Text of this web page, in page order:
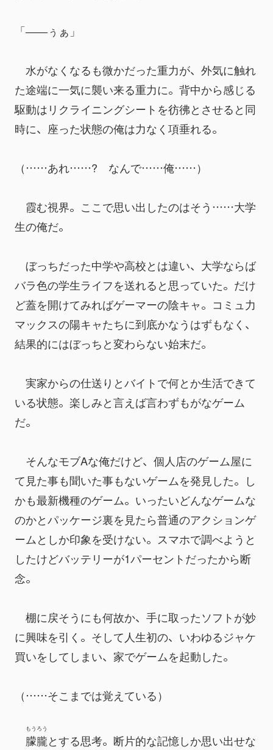
「――ぅぁ」
水がなくなるも微かだった重力が、外気に触れ
た途端に一気に襲い来る重力に。背中から感じる
駆動はリクライニングシートを彷彿とさせると同
時に、座った状態の俺は力なく項垂れる。
（……あれ……?　なんで……俺……）
霞む視界。ここで思い出したのはそう……大学
生の俺だ。
ぼっちだった中学や高校とは違い、大学ならば
バラ色の学生ライフを送れると思っていた。だけ
ど蓋を開けてみればゲーマーの陰キャ。コミュ力
マックスの陽キャたちに到底かなうはずもなく、
結果的にはぼっちと変わらない始末だ。
実家からの仕送りとバイトで何とか生活できて
いる状態。楽しみと言えば言わずもがなゲーム
だ。
そんなモブAな俺だけど、個人店のゲーム屋に
て見た事も聞いた事もないゲームを発見した。し
かも最新機種のゲーム。いったいどんなゲームな
のかとパッケージ裏を見たら普通のアクションゲ
ームとしか印象を受けない。スマホで調べようと
したけどバッテリーが1パーセントだったから断
念。
棚に戻そうにも何故か、手に取ったソフトが妙
に興味を引く。そして人生初の、いわゆるジャケ
買いをしてしまい、家でゲームを起動した。
（……そこまでは覚えている）
朦朧
もうろう
とする思考。断片的な記憶しか思い出せな